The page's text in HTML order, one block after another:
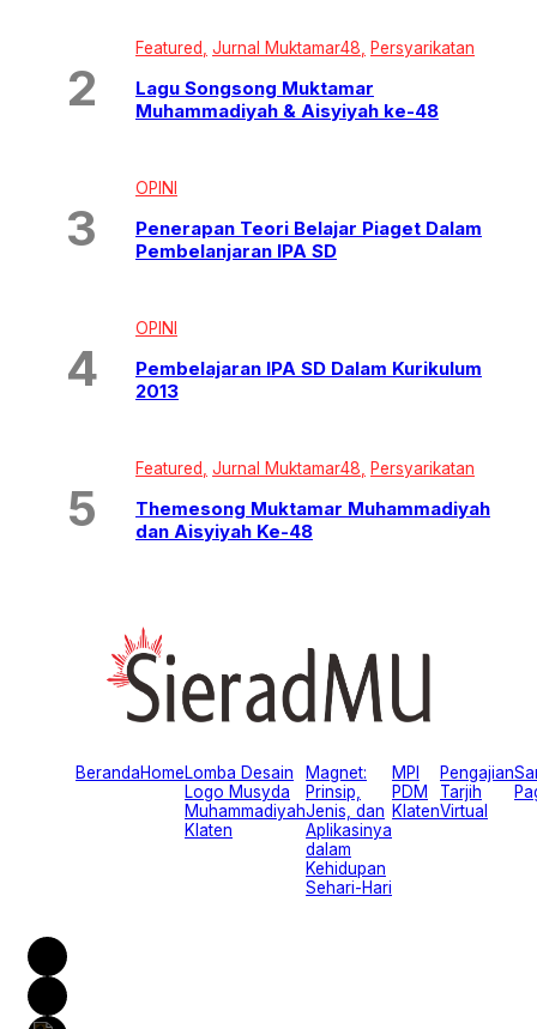
Featured Jurnal Muktamar48 Persyarikatan
Lagu Songsong Muktamar
Muhammadiyah & Aisyiyah ke-48
OPINI
Penerapan Teori Belajar Piaget Dalam
Pembelanjaran IPA SD
OPINI
Pembelajaran IPA SD Dalam Kurikulum
2013
Featured Jurnal Muktamar48 Persyarikatan
Themesong Muktamar Muhammadiyah
dan Aisyiyah Ke-48
BerandaHomeLomba Desain
Logo Musyda
Muhammadiyah
Klaten
Magnet:
Prinsip,
Jenis, dan
Aplikasinya
dalam
Kehidupan
Sehari-Hari
MPI
PDM
Klaten
Pengajian
Tarjih
Virtual